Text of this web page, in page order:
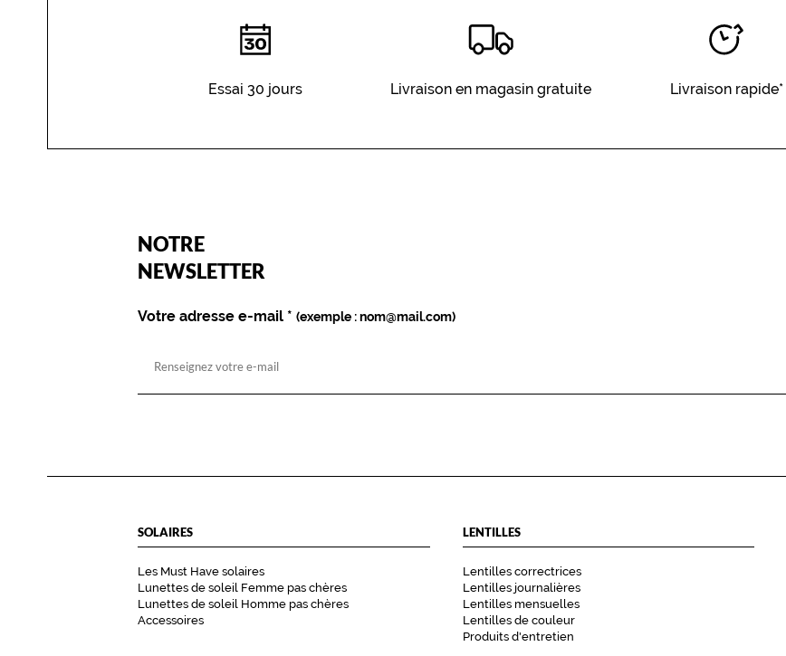
Essai 30 jours Livraison en magasin gratuite Livraison rapide*
NOTRE
NEWSLETTER
Name
Votre adresse e-mail *
(Ce
champ
est
obligatoire)
(exemple : nom@mail.com)
SOLAIRES
Les Must Have solaires
Lunettes de soleil Femme pas chères
Lunettes de soleil Homme pas chères
Accessoires
LENTILLES
Lentilles correctrices
Lentilles journalières
Lentilles mensuelles
Lentilles de couleur
Produits d'entretien